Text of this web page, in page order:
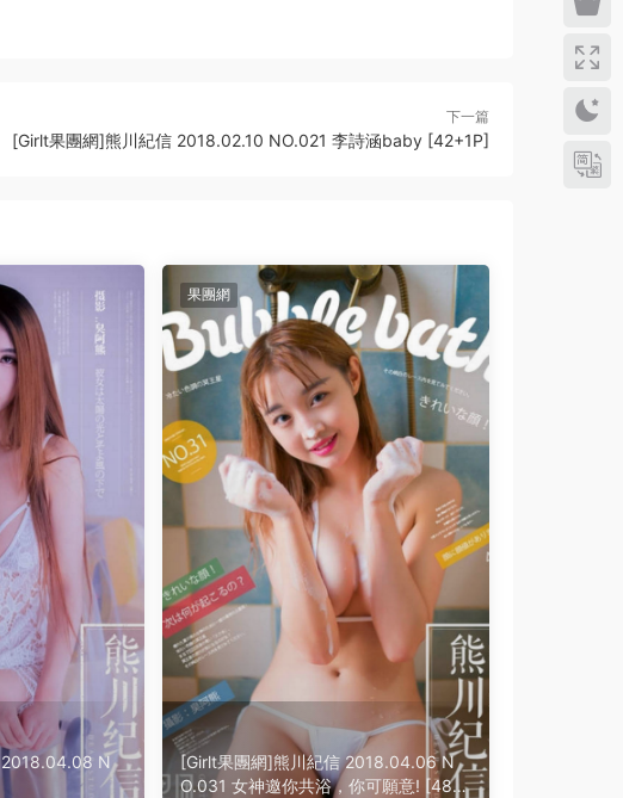
下一篇
[Girlt果團網]熊川紀信 2018.02.10 NO.021 李詩涵baby [42+1P]
N
果團網
[Girlt果團網]熊川紀信 2018.04.06 N
O.031 女神邀你共浴，你可願意! [48+